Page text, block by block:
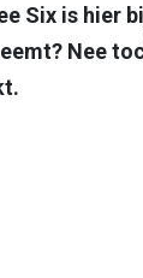
Six is hier
Nee